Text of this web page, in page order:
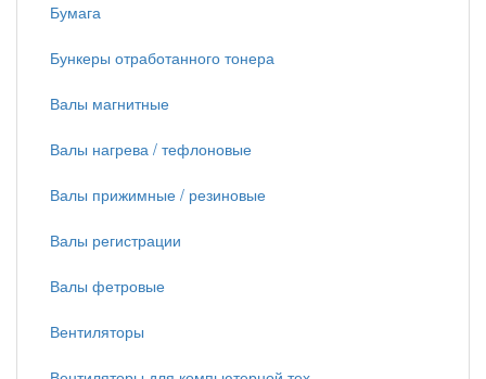
Бумага
Бункеры отработанного тонера
Валы магнитные
Валы нагрева / тефлоновые
Валы прижимные / резиновые
Валы регистрации
Валы фетровые
Вентиляторы